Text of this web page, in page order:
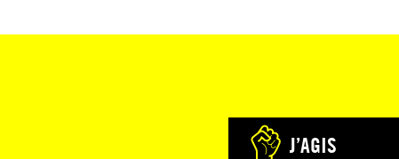
J’AGIS